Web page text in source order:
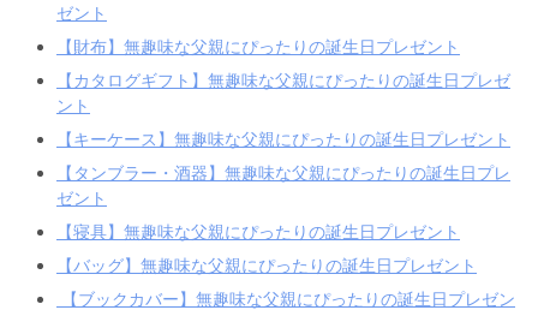
ゼント
【財布】無趣味な父親にぴったりの誕生日プレゼント
【カタログギフト】無趣味な父親にぴったりの誕生日プレゼ
ント
【キーケース】無趣味な父親にぴったりの誕生日プレゼント
【タンブラー・酒器】無趣味な父親にぴったりの誕生日プレ
ゼント
【寝具】無趣味な父親にぴったりの誕生日プレゼント
【バッグ】無趣味な父親にぴったりの誕生日プレゼント
【ブックカバー】無趣味な父親にぴったりの誕生日プレゼン